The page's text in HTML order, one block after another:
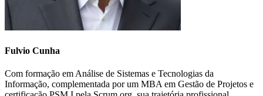
Fulvio Cunha
Com formação em Análise de Sistemas e Tecnologias da
Informação, complementada por um MBA em Gestão de Projetos e